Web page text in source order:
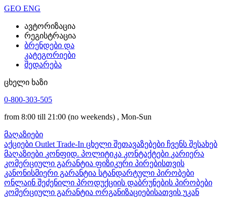
GEO ENG
ავტორიზაცია
რეგისტრაცია
ბრენდები და
კატეგორიები
შედარება
ცხელი ხაზი
0-800-303-505
from 8:00 till 21:00 (no weekends) , Mon-Sun
მაღაზიები
აქციები Outlet Trade-In ცხელი შეთავაზებები ჩვენს შესახებ
მაღაზიები კონფიდ. პოლიტიკა კონტაქტები კარიერა
კომერციული გარანტია ფიზიკური პირებისთვის
კანონისმიერი გარანტია სტანდარტული პირობები
ონლაინ შეძენილი პროდუქციის დაბრუნების პირობები
კომერციული გარანტია ორგანიზაციებისათვის უკან